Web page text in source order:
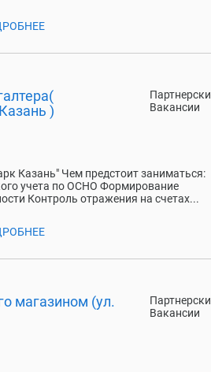
Вакансии
)
Казань" Чем предстоит заниматься:
учета по ОСНО Формирование
Контроль отражения на счетах...
Вакансии
магазином (ул.